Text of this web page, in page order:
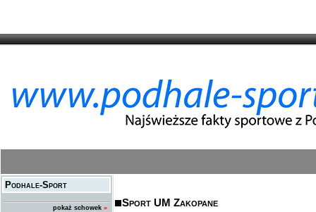
Podhale-Sport
pokaż schowek »
Sport UM Zakopane